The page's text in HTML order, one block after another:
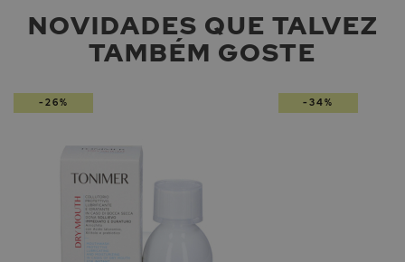
NOVIDADES QUE TALVEZ
TAMBÉM GOSTE
-26% -34%